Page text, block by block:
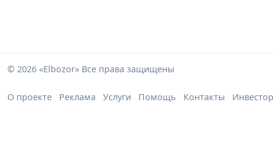
© 2026 «Elbozor» Все права защищены
О проекте Реклама Услуги Помощь Контакты